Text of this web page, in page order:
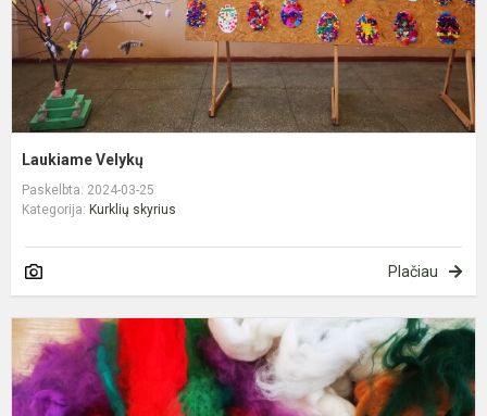
Laukiame Velykų
Paskelbta: 2024-03-25
Kategorija: Kurklių skyrius
Plačiau